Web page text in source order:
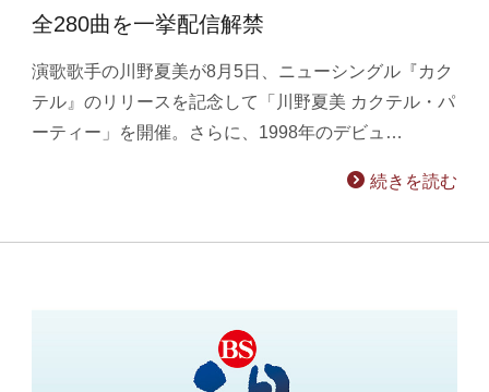
全280曲を一挙配信解禁
演歌歌手の川野夏美が8月5日、ニューシングル『カク
テル』のリリースを記念して「川野夏美 カクテル・パ
ーティー」を開催。さらに、1998年のデビュ…
続きを読む